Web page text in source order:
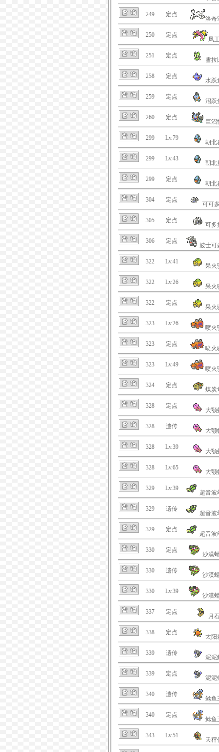
249 定点
洛奇
250 定点
凤
251 定点
雪拉
258 定点
水跃
259 定点
沼跃
260 定点
巨沼
299 Lv.79
朝北
299 Lv.43
朝北
299 定点
朝北
304 定点
可可
305 定点
可多
306 定点
波士可
322 Lv.41
呆火
322 Lv.26
呆火
322 定点
呆火
323 Lv.26
喷火
323 定点
喷火
323 Lv.49
喷火
324 定点
煤炭
328 定点
大颚
328 遗传
大颚
328 Lv.39
大颚
328 Lv.65
大颚
329 Lv.39
超音波
329 遗传
超音波
329 定点
超音波
330 定点
沙漠
330 遗传
沙漠
330 Lv.39
沙漠
337 定点
月
338 定点
太阳
339 遗传
泥泥
339 定点
泥泥
340 遗传
鲶鱼
340 定点
鲶鱼
343 Lv.51
天秤